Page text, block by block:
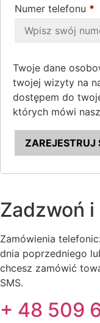
Numer telefonu *
Twoje dane
twojej wizyty na
dostępem do
których mówi
ZAREJESTRUJ
Zadzwoń i
Zamówienia
dnia poprzedniego
chcesz zamówić
SMS.
+ 48 509